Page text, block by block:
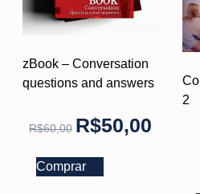
zBook – Conversation
questions and answers
R$60,00 R$50,00
Comprar
2